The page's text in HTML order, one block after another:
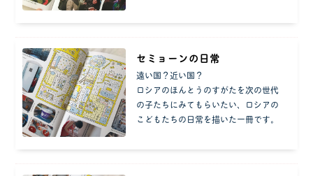
セミョーンの日常
遠い国？近い国？
ロシアのほんとうのすがたを次の世代
の子たちにみてもらいたい、ロシアの
こどもたちの日常を描いた一冊です。